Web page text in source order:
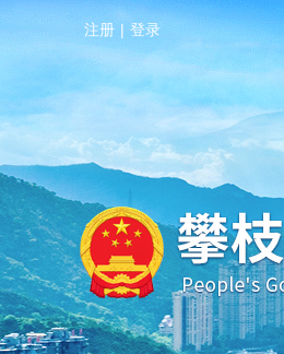
注册 | 登录